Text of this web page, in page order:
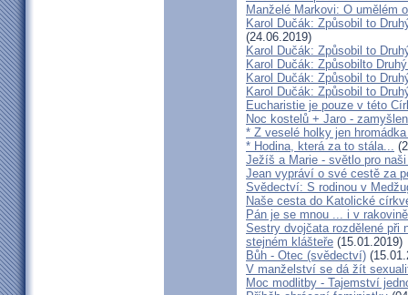
Manželé Markovi: O umělém
Karol Dučák: Způsobil to
(24.06.2019)
Karol Dučák: Způsobil to
Karol Dučák: Způsobilto
Karol Dučák: Způsobil to
Karol Dučák: Způsobil to
Eucharistie je pouze v této
Noc kostelů + Jaro -
* Z veselé holky jen
* Hodina, která za to stála...
Ježíš a Marie - světlo pro
Jean vypráví o své cestě za
Svědectví: S rodinou v
Naše cesta do Katolické
Pán je se mnou ... i v
Sestry dvojčata rozdělené při
stejném klášteře (15.01.2019)
Bůh - Otec (svědectví)
V manželství se dá žít
Moc modlitby - Tajemství